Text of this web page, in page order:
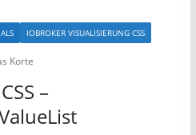
IOBROKER VISUALISIERUNG CSS
Korte
–